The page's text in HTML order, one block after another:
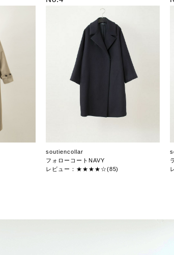
soutiencollar
フォローコートNAVY
レビュー：★★★★☆(85)